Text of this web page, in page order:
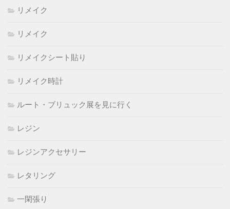
リメイク
リメイク
リメイクシート貼り
リメイク時計
ルート・ブリュック展を見に行く
レジン
レジンアクセサリー
レタリング
一閑張り